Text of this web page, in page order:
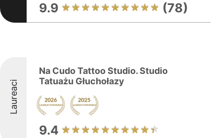
9.9 (78)
Laureaci
Na Cudo Tattoo Studio. Studio
Tatuażu Głuchołazy
9.4